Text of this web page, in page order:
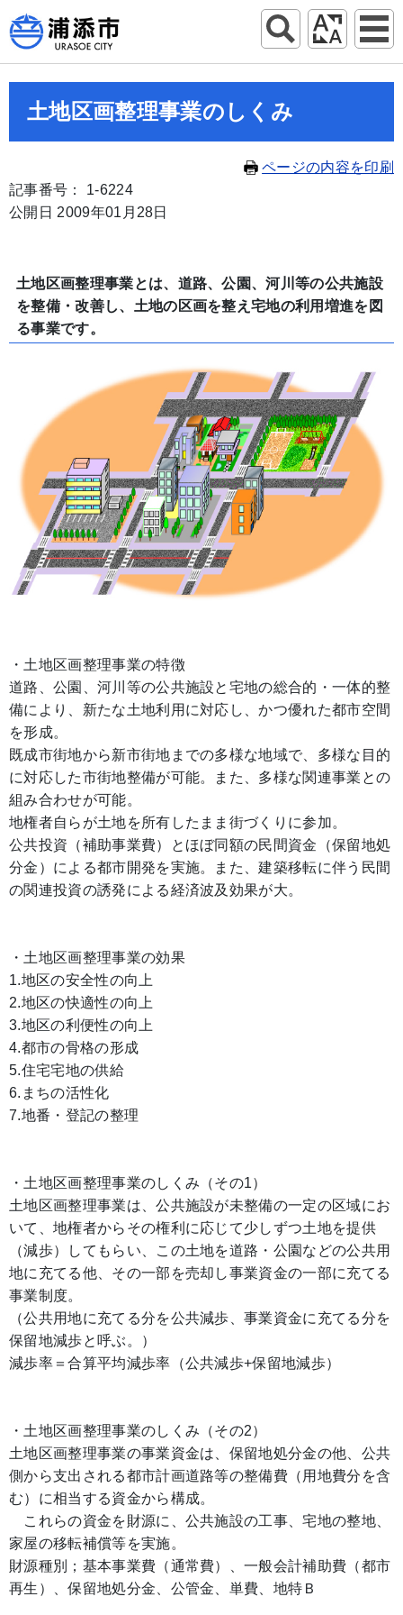
土地区画整理事業のしくみ
ページの内容を印刷
記事番号： 1-6224
公開日 2009年01月28日
土地区画整理事業とは、道路、公園、河川等の公共施設
を整備・改善し、土地の区画を整え宅地の利用増進を図
る事業です。
・土地区画整理事業の特徴
道路、公園、河川等の公共施設と宅地の総合的・一体的整
備により、新たな土地利用に対応し、かつ優れた都市空間
を形成。
既成市街地から新市街地までの多様な地域で、多様な目的
に対応した市街地整備が可能。また、多様な関連事業との
組み合わせが可能。
地権者自らが土地を所有したまま街づくりに参加。
公共投資（補助事業費）とほぼ同額の民間資金（保留地処
分金）による都市開発を実施。また、建築移転に伴う民間
の関連投資の誘発による経済波及効果が大。
・土地区画整理事業の効果
1.地区の安全性の向上
2.地区の快適性の向上
3.地区の利便性の向上
4.都市の骨格の形成
5.住宅宅地の供給
6.まちの活性化
7.地番・登記の整理
・土地区画整理事業のしくみ（その1）
土地区画整理事業は、公共施設が未整備の一定の区域にお
いて、地権者からその権利に応じて少しずつ土地を提供
（減歩）してもらい、この土地を道路・公園などの公共用
地に充てる他、その一部を売却し事業資金の一部に充てる
事業制度。
（公共用地に充てる分を公共減歩、事業資金に充てる分を
保留地減歩と呼ぶ。）
減歩率＝合算平均減歩率（公共減歩+保留地減歩）
・土地区画整理事業のしくみ（その2）
土地区画整理事業の事業資金は、保留地処分金の他、公共
側から支出される都市計画道路等の整備費（用地費分を含
む）に相当する資金から構成。
これらの資金を財源に、公共施設の工事、宅地の整地、
家屋の移転補償等を実施。
財源種別；基本事業費（通常費）、一般会計補助費（都市
再生）、保留地処分金、公管金、単費、地特Ｂ